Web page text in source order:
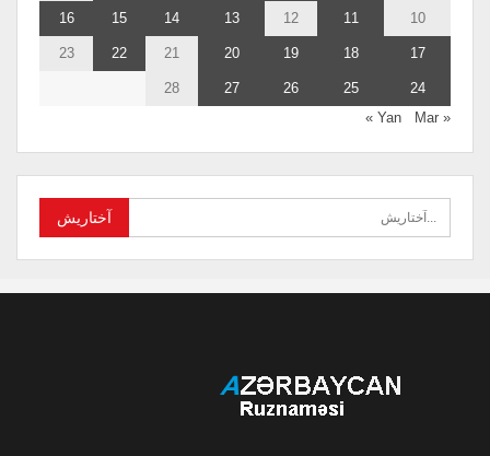
10
11
12
13
14
15
16
17
18
19
20
21
22
23
24
25
26
27
28
« Yan
Mar »